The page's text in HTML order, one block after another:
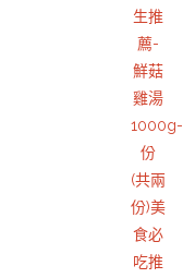
生推
薦-
鮮菇
雞湯
1000g-
份
(共兩
份)美
食必
吃推